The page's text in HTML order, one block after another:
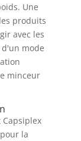
Une
produits
avec les
mode
minceur
la